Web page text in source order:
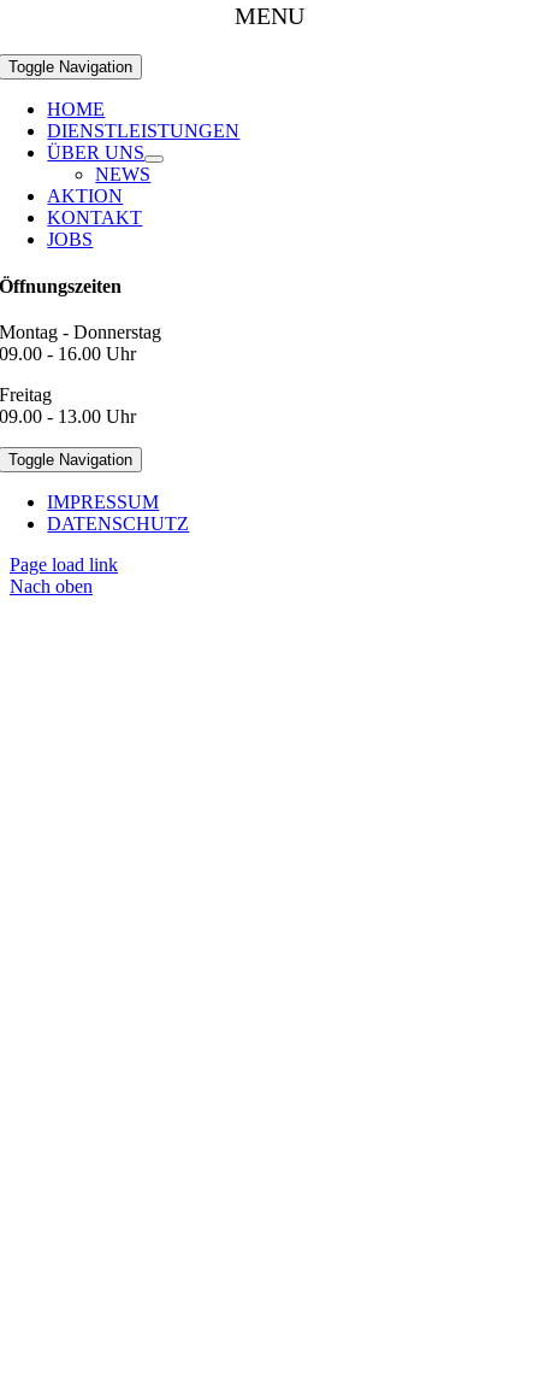
MENU
Toggle Navigation
HOME
DIENSTLEISTUNGEN
ÜBER UNS
NEWS
AKTION
KONTAKT
JOBS
Öffnungszeiten
Montag - Donnerstag
09.00 - 16.00 Uhr
Freitag
09.00 - 13.00 Uhr
Toggle Navigation
IMPRESSUM
DATENSCHUTZ
Page load link
Nach oben